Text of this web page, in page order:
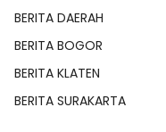
BERITA DAERAH
BERITA BOGOR
BERITA KLATEN
BERITA SURAKARTA